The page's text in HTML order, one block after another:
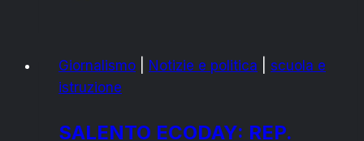
PER
TERMALE
Giornalismo Notizie e politica
scuola e
istruzione
SALENTO ECODAY: REP.